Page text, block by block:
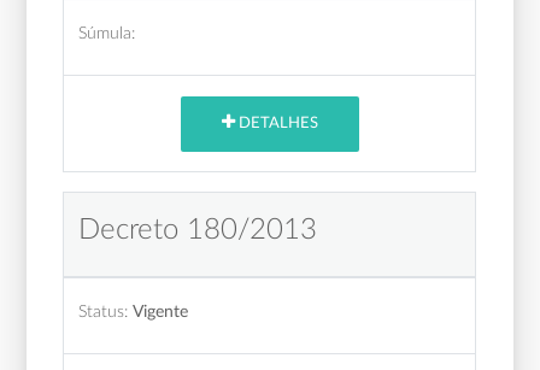
Súmula:
DETALHES
Decreto 180/2013
Status: Vigente